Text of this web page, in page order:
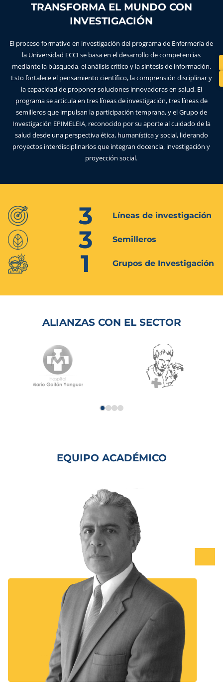
TRANSFORMA EL MUNDO CON
INVESTIGACIÓN
El proceso formativo en investigación del programa de Enfermería de
la Universidad ECCI se basa en el desarrollo de competencias
mediante la búsqueda, el análisis crítico y la síntesis de información.
Esto fortalece el pensamiento científico, la comprensión disciplinar y
la capacidad de proponer soluciones innovadoras en salud. El
programa se articula en tres líneas de investigación, tres líneas de
semilleros que impulsan la participación temprana, y el Grupo de
Investigación EPIMELEIA, reconocido por su aporte al cuidado de la
salud desde una perspectiva ética, humanística y social, liderando
proyectos interdisciplinarios que integran docencia, investigación y
proyección social.
3 Líneas de investigación
3 Semilleros
1 Grupos de Investigación
ALIANZAS CON EL SECTOR
EQUIPO ACADÉMICO